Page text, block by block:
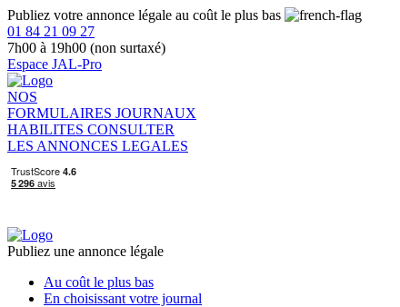
Publiez votre annonce légale au coût le plus bas
01 84 21 09 27
7h00 à 19h00 (non surtaxé)
Espace JAL-Pro
NOS
FORMULAIRES JOURNAUX
HABILITES CONSULTER
LES ANNONCES LEGALES
Publiez une annonce légale
Au coût le plus bas
En choisissant votre journal